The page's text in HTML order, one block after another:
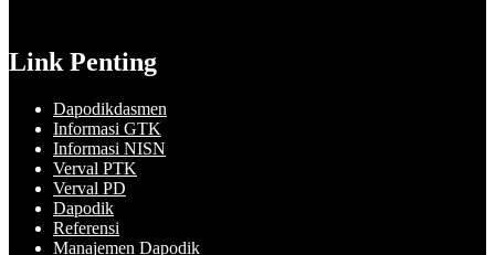
Link Penting
Dapodikdasmen
Informasi GTK
Informasi NISN
Verval PTK
Verval PD
Dapodik
Referensi
Manajemen Dapodik